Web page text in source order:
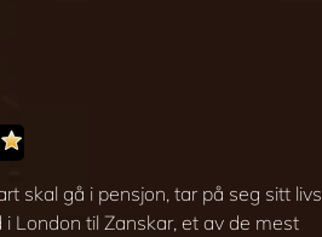
skal gå i pensjon, tar på seg sitt livs
London til Zanskar, et av de mest